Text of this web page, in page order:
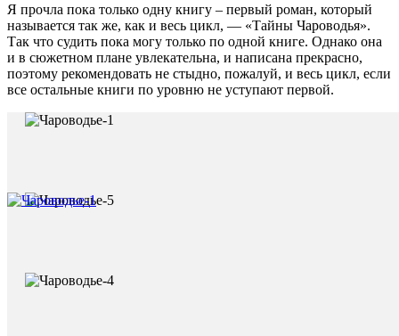
Я прочла пока только одну книгу – первый роман, который
называется так же, как и весь цикл, — «Тайны Чароводья».
Так что судить пока могу только по одной книге. Однако она
и в сюжетном плане увлекательна, и написана прекрасно,
поэтому рекомендовать не стыдно, пожалуй, и весь цикл, если
все остальные книги по уровню не уступают первой.